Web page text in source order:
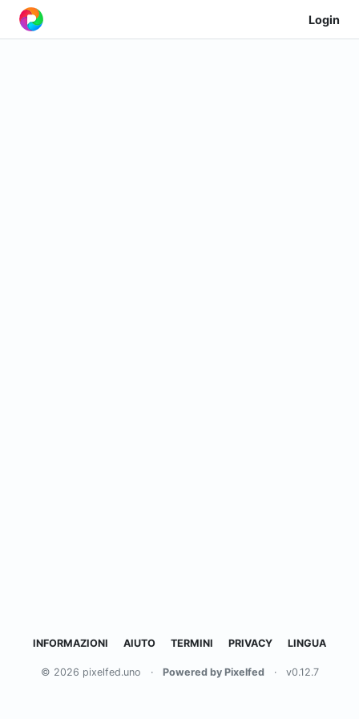
Login
INFORMAZIONI AIUTO TERMINI PRIVACY LINGUA
© 2026 pixelfed.uno · Powered by Pixelfed · v0.12.7